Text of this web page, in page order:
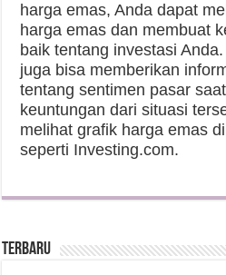
harga emas, Anda dapat
harga emas dan membuat
baik tentang investasi
juga bisa memberikan
tentang sentimen pasar
keuntungan dari situasi
melihat grafik harga emas
seperti Investing.com.
Terbaru